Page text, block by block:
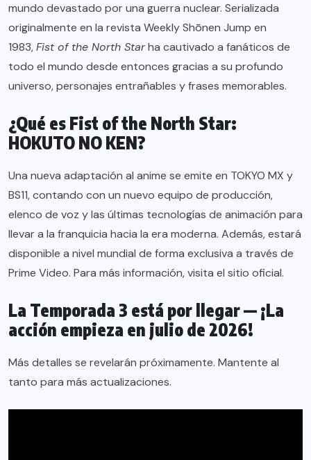
mundo devastado por una guerra nuclear. Serializada
originalmente en la revista Weekly Shōnen Jump en
1983,Fist of the North Starha cautivado a fanáticos de
todo el mundo desde entonces gracias a su profundo
universo, personajes entrañables y frases memorables.
¿Qué es Fist of the North Star:
HOKUTO NO KEN?
Una nueva adaptación al anime se emite en TOKYO MX y
BS11, contando con un nuevo equipo de producción,
elenco de voz y las últimas tecnologías de animación para
llevar a la franquicia hacia la era moderna. Además, estará
disponible a nivel mundial de forma exclusiva a través de
Prime Video. Para más información,visita el sitio oficial.
La Temporada 3 está por llegar — ¡La
acción empieza en julio de 2026!
Más detalles se revelarán próximamente. Mantente al
tanto para más actualizaciones.